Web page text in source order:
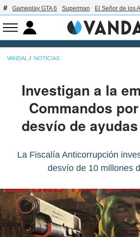
Gameplay GTA 6 Superman El Señor de los
VANDAL NOTICIAS
Investigan a la
Commandos
desvío de
La Fiscalía Anticorrupción
desvío de 10 millones